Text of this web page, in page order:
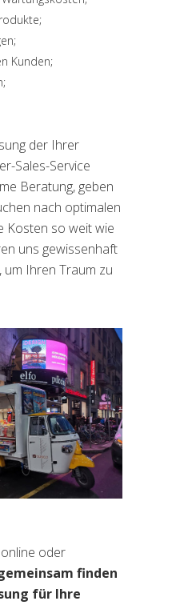
Kunden;
der Ihrer
Sales-Service
Beratung, geben
nach optimalen
Kosten so weit wie
uns gewissenhaft
Ihren Traum zu
oder
finden
für Ihre